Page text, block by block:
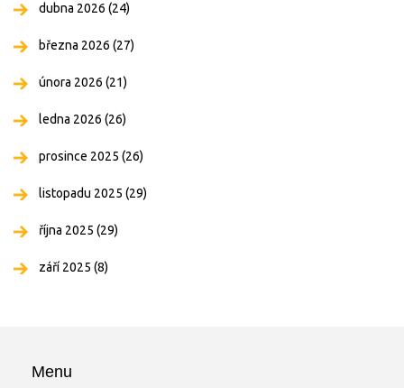
dubna 2026 (24)
března 2026 (27)
února 2026 (21)
ledna 2026 (26)
prosince 2025 (26)
listopadu 2025 (29)
října 2025 (29)
září 2025 (8)
Menu